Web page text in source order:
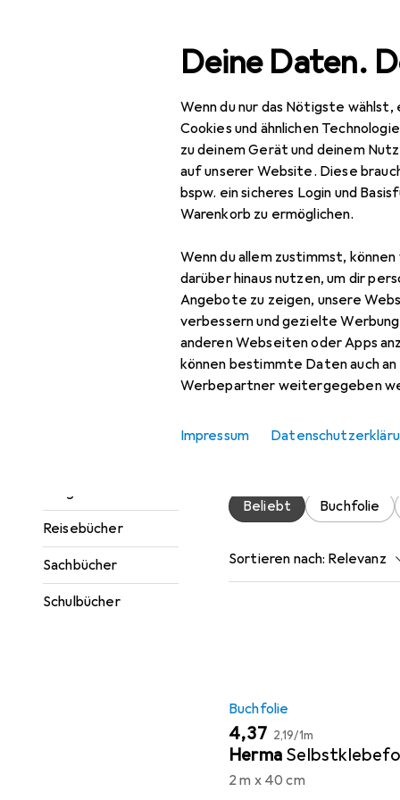
Deine Daten.
Wenn du nur das Nötigste
Cookies und ähnlichen
zu deinem Gerät und deinem
auf unserer Website. Diese
bspw. ein sicheres Login und
Warenkorb zu ermöglichen.
Wenn du allem zustimmst,
darüber hinaus nutzen, um dir
Angebote zu zeigen, unsere
verbessern und gezielte
anderen Webseiten oder Apps
können bestimmte Daten auch
Werbepartner weitergegeben
Impressum
Navigation nach Kategorien
Ratgeber
Reisebücher
Sachbücher
Schulbücher
Gesamtsortiment
Zubehör für
Hier findest du
Beliebt Buchfolie
Sortieren nach: Relevanz
Buchfolie
EUR
4,37 EUR
2,19/1m
Herma
2 m x 40 cm